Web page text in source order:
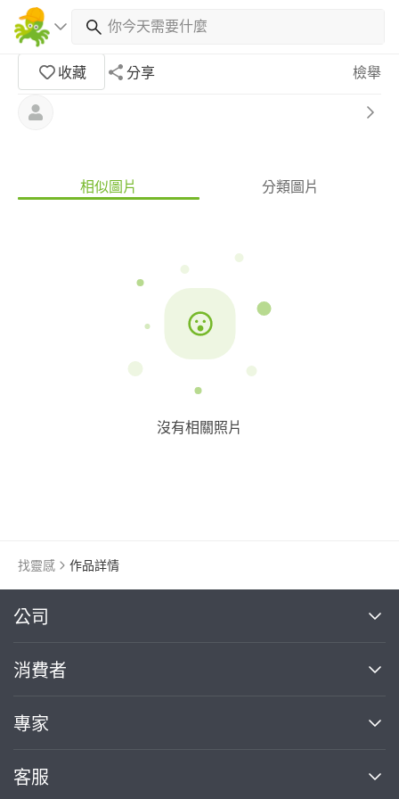
收藏 分享 檢舉
相似圖片 分類圖片
沒有相關照片
找靈感 作品詳情
公司
關於我們
部落格
加入我們
消費者
買服務
熱門服務
專家
案件中心
客服
繼續完成